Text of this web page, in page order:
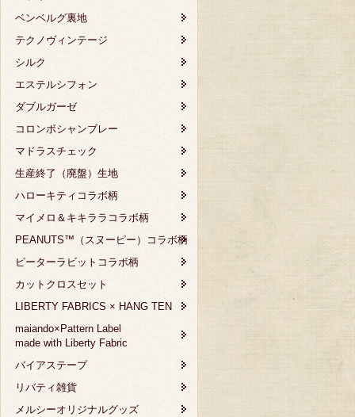
ベンベルグ裏地
テクノヴィンテージ
シルク
エステルシフォン
ダブルガーゼ
コロンボシャンブレー
マドラスチェック
生産終了（廃盤）生地
ハローキティコラボ柄
マイメロ＆キキララコラボ柄
PEANUTS™（スヌーピー）コラボ柄
ピーターラビットコラボ柄
カットクロスセット
LIBERTY FABRICS × HANG TEN
maiando×Pattern Label
made with Liberty Fabric
バイアステープ
リバティ雑貨
メルシーオリジナルグッズ